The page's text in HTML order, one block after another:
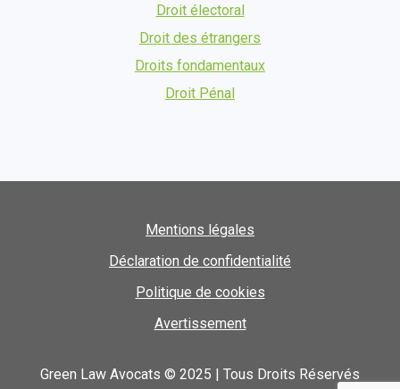
Droit électoral
Droit des étrangers
Droits fondamentaux
Droit Pénal
Mentions légales
Déclaration de confidentialité
Politique de cookies
Avertissement
Green Law Avocats © 2025 | Tous Droits Réservés